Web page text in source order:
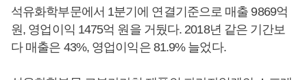
석유화학부문에서 1분기에 연결기준으로 매출 9869억
원, 영업이익 1475억 원을 거뒀다. 2018년 같은 기간보
다 매출은 43%, 영업이익은 81.9% 늘었다.